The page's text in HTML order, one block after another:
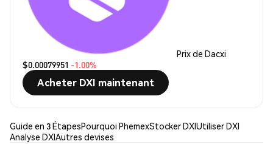
Prix de Dacxi
$0.00079951 -1.00%
Acheter DXI maintenant
Guide en 3 ÉtapesPourquoi PhemexStocker DXIUtiliser DXI
Analyse DXIAutres devises